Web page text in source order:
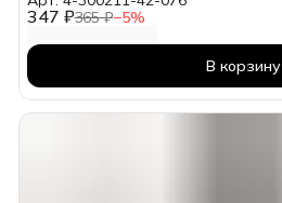
347 ₽365 ₽−5%
В корзину